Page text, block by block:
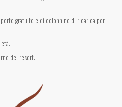
gratuito e di colonnine di ricarica per
del resort.